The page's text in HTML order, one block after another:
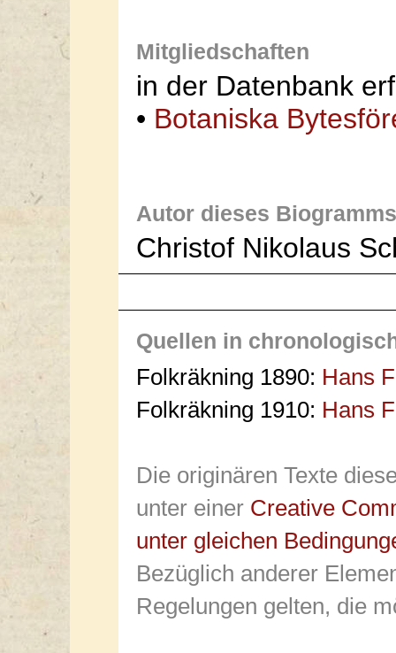
Mitgliedschaften
in der Datenbank
• Botaniska
Autor dieses
Christof Nikolaus
Quellen in
Folkräkning 1890: Hans
Folkräkning 1910: Hans
Die originären Texte
unter einer Creative
unter gleichen
Bezüglich anderer
Regelungen gelten, die